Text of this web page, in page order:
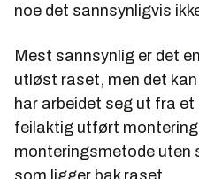
noe det sannsynligvis
Mest sannsynlig er det
utløst raset, men det
har arbeidet seg ut fra et
feilaktig utført
monteringsmetode uten
som ligger bak raset.